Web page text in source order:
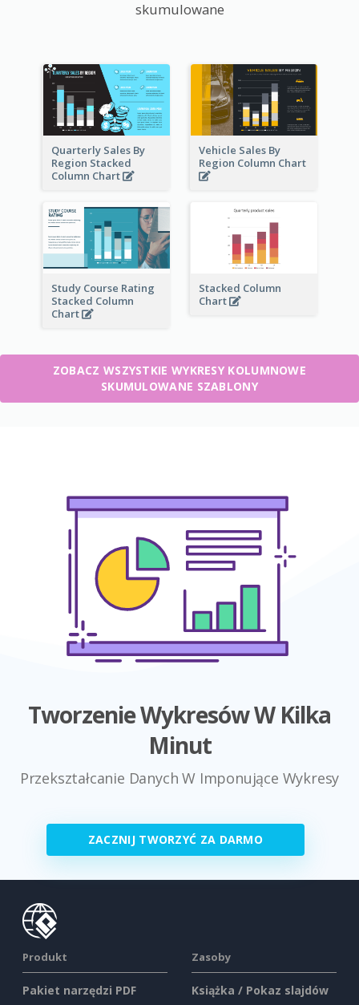
skumulowane
Quarterly Sales By
Region Stacked
Column Chart
Vehicle Sales By
Region Column Chart
Study Course Rating
Stacked Column
Chart
Stacked Column
Chart
ZOBACZ WSZYSTKIE WYKRESY KOLUMNOWE
SKUMULOWANE SZABLONY
Tworzenie Wykresów W Kilka
Minut
Przekształcanie Danych W Imponujące Wykresy
ZACZNIJ TWORZYĆ ZA DARMO
Produkt
Pakiet narzędzi PDF
Zasoby
Książka / Pokaz slajdów